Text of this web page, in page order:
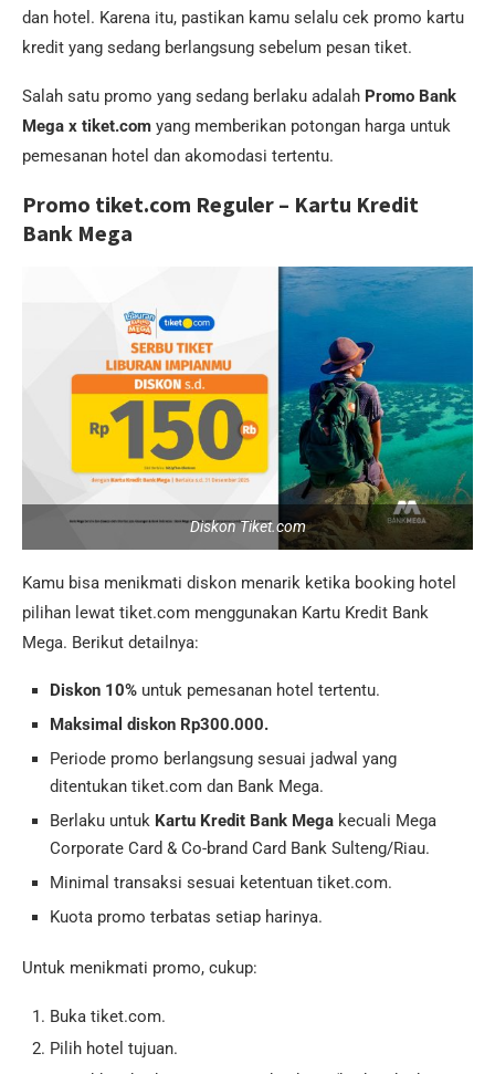
dan hotel. Karena itu, pastikan kamu selalu cek promo kartu
kredit yang sedang berlangsung sebelum pesan tiket.
Salah satu promo yang sedang berlaku adalah Promo Bank
Mega x tiket.com yang memberikan potongan harga untuk
pemesanan hotel dan akomodasi tertentu.
Promo tiket.com Reguler – Kartu Kredit
Bank Mega
Diskon Tiket.com
Kamu bisa menikmati diskon menarik ketika booking hotel
pilihan lewat tiket.com menggunakan Kartu Kredit Bank
Mega. Berikut detailnya:
Diskon 10% untuk pemesanan hotel tertentu.
Maksimal diskon Rp300.000.
Periode promo berlangsung sesuai jadwal yang
ditentukan tiket.com dan Bank Mega.
Berlaku untuk Kartu Kredit Bank Mega kecuali Mega
Corporate Card & Co-brand Card Bank Sulteng/Riau.
Minimal transaksi sesuai ketentuan tiket.com.
Kuota promo terbatas setiap harinya.
Untuk menikmati promo, cukup:
Buka tiket.com.
Pilih hotel tujuan.